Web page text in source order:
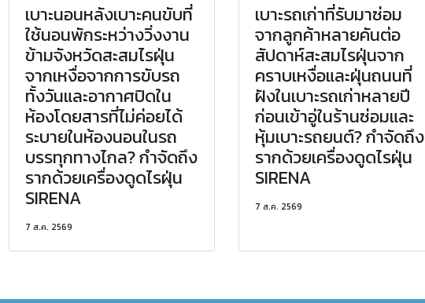
เบาะนอนหลังเบาะคนขับที่
ใช้นอนพักระหว่างวิ่งงาน
ข้ามจังหวัดสะสมไรฝุ่น
จากเหงื่อจากการขับรถ
ทั้งวันและอากาศปิดใน
ห้องโดยสารที่ไม่ค่อยได้
ระบายในห้องนอนในรถ
บรรทุกทางไกล? กำจัดถึง
รากด้วยเครื่องดูดไรฝุ่น
SIRENA
7 ส.ค. 2569
เบาะรถเก่าที่รับมาซ่อม
จากลูกค้าหลายคันต่อ
สัปดาห์สะสมไรฝุ่นจาก
คราบเหงื่อและฝุ่นถนนที่
ฝังในเบาะรถเก่าหลายปี
ก่อนเข้าอู่ในร้านซ่อมและ
หุ้มเบาะรถยนต์? กำจัดถึง
รากด้วยเครื่องดูดไรฝุ่น
SIRENA
7 ส.ค. 2569